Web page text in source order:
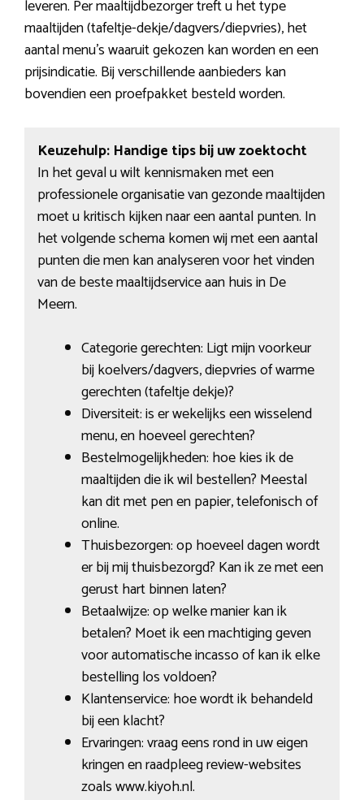
leveren. Per maaltijdbezorger treft u het type
maaltijden (tafeltje-dekje/dagvers/diepvries), het
aantal menu’s waaruit gekozen kan worden en een
prijsindicatie. Bij verschillende aanbieders kan
bovendien een proefpakket besteld worden.
Keuzehulp: Handige tips bij uw zoektocht
In het geval u wilt kennismaken met een
professionele organisatie van gezonde maaltijden
moet u kritisch kijken naar een aantal punten. In
het volgende schema komen wij met een aantal
punten die men kan analyseren voor het vinden
van de beste maaltijdservice aan huis in De
Meern.
Categorie gerechten: Ligt mijn voorkeur
bij koelvers/dagvers, diepvries of warme
gerechten (tafeltje dekje)?
Diversiteit: is er wekelijks een wisselend
menu, en hoeveel gerechten?
Bestelmogelijkheden: hoe kies ik de
maaltijden die ik wil bestellen? Meestal
kan dit met pen en papier, telefonisch of
online.
Thuisbezorgen: op hoeveel dagen wordt
er bij mij thuisbezorgd? Kan ik ze met een
gerust hart binnen laten?
Betaalwijze: op welke manier kan ik
betalen? Moet ik een machtiging geven
voor automatische incasso of kan ik elke
bestelling los voldoen?
Klantenservice: hoe wordt ik behandeld
bij een klacht?
Ervaringen: vraag eens rond in uw eigen
kringen en raadpleeg review-websites
zoals www.kiyoh.nl.